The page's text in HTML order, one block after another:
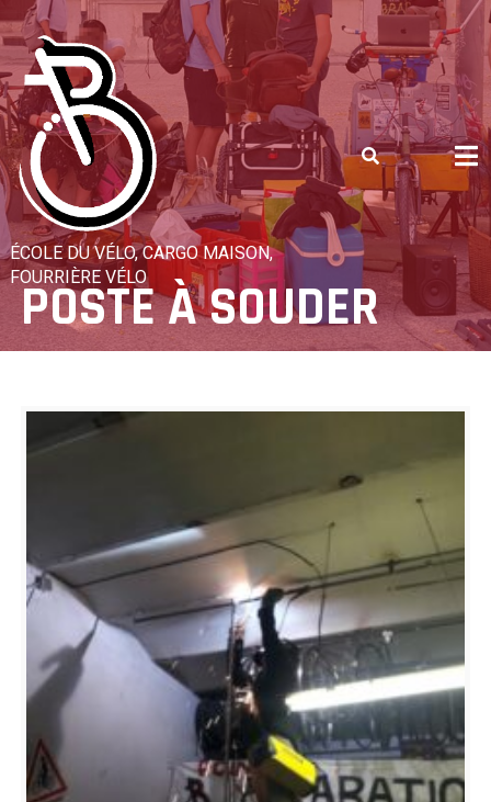
Skip
to
content
ÉCOLE DU VÉLO, CARGO MAISON,
FOURRIÈRE VÉLO
POSTE À SOUDER